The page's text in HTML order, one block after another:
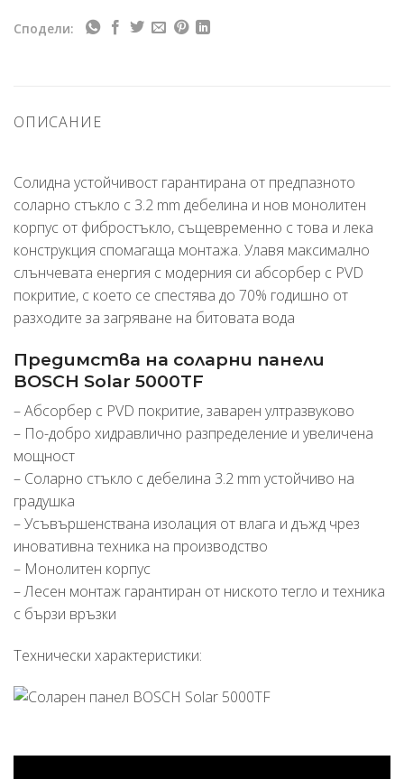
Сподели:
ОПИСАНИЕ
Солидна устойчивост гарантирана от предпазното
соларно стъкло с 3.2 mm дебелина и нов монолитен
корпус от фибростъкло, същевременно с това и лека
конструкция спомагаща монтажа. Улавя максимално
слънчевата енергия с модерния си абсорбер с PVD
покритие, с което се спестява до 70% годишно от
разходите за загряване на битовата вода
Предимства на соларни панели
BOSCH Solar 5000TF
– Абсорбер с PVD покритие, заварен ултразвуково
– По-добро хидравлично разпределение и увеличена
мощност
– Соларно стъкло с дебелина 3.2 mm устойчиво на
градушка
– Усъвършенствана изолация от влага и дъжд чрез
иновативна техника на производство
– Монолитен корпус
– Лесен монтаж гарантиран от ниското тегло и техника
с бързи връзки
Технически характеристики: